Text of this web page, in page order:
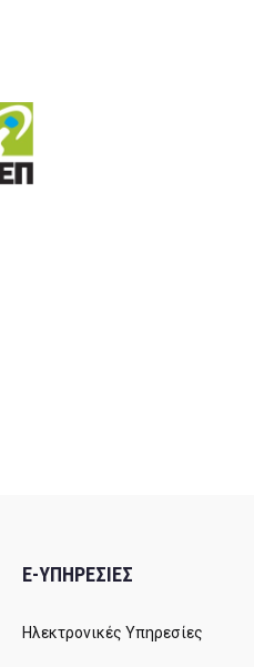
E-ΥΠΗΡΕΣΙΕΣ
Ηλεκτρονικές Υπηρεσίες